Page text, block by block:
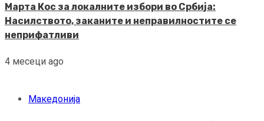
Марта Кос за локалните избори во Србија:
Насилството, заканите и неправилностите се
неприфатливи
4 месеци ago
Македонија